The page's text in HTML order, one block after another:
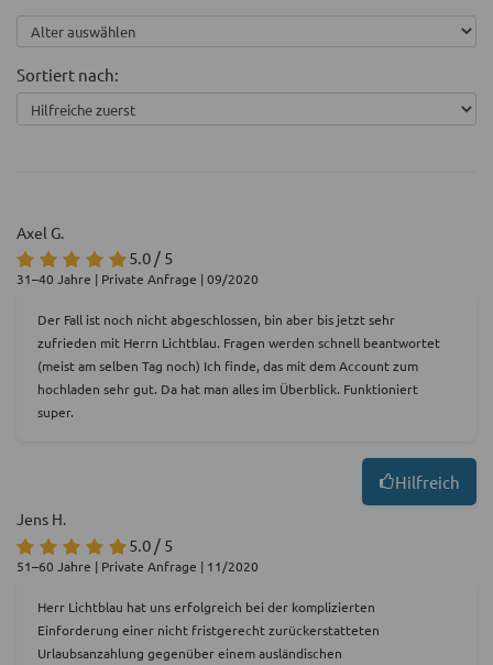
Sortiert nach:
Axel G.
5.0 / 5
31–40 Jahre | Private Anfrage | 09/2020
Der Fall ist noch nicht abgeschlossen, bin aber bis jetzt sehr
zufrieden mit Herrn Lichtblau. Fragen werden schnell beantwortet
(meist am selben Tag noch) Ich finde, das mit dem Account zum
hochladen sehr gut. Da hat man alles im Überblick. Funktioniert
super.
Hilfreich
Jens H.
5.0 / 5
51–60 Jahre | Private Anfrage | 11/2020
Herr Lichtblau hat uns erfolgreich bei der komplizierten
Einforderung einer nicht fristgerecht zurückerstatteten
Urlaubsanzahlung gegenüber einem ausländischen